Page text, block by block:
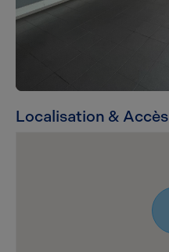
Localisation & Accès